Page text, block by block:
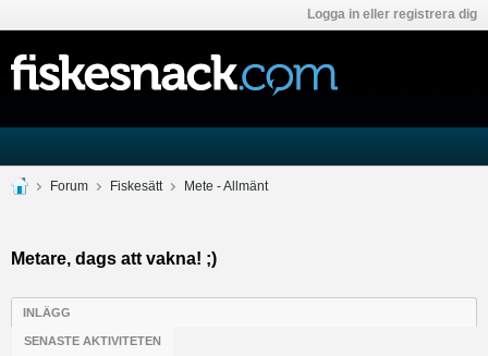
Logga in eller registrera dig
Forum Fiskesätt Mete - Allmänt
Metare, dags att vakna! ;)
INLÄGG
SENASTE AKTIVITETEN